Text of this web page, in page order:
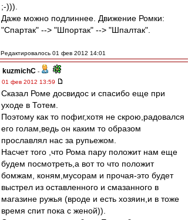
;-))).
Даже можно подлиннее. Движение Ромки:
"Спартак" --> "Шпортак" --> "Шпалтак".
Редактировалось 01 фев 2012 14:01
kuzmichC -
01 фев 2012 13:59
Сказал Роме досвидос и спасибо еще при
уходе в Тотем.
Поэтому как то пофиг,хотя не скрою,радовался
его голам,ведь он каким то образом
прославлял нас за рупьежом.
Насчет того ,что Рома пару положит нам еще
будем посмотреть,а вот то что положит
бомжам, коням,мусорам и прочая-это будет
выстрел из оставленного и смазанного в
магазине ружья (вроде и есть хозяин,и в тоже
время спит пока с женой)).